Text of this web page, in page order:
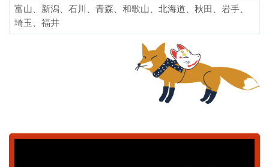
富山、新潟、石川、青森、和歌山、北海道、秋田、岩手、
埼玉、福井